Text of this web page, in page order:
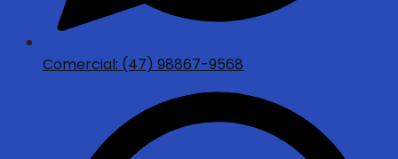
Comercial: (47) 98867-9568